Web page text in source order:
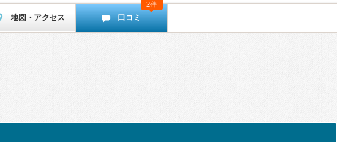
地図・アクセス 口コミ
2件